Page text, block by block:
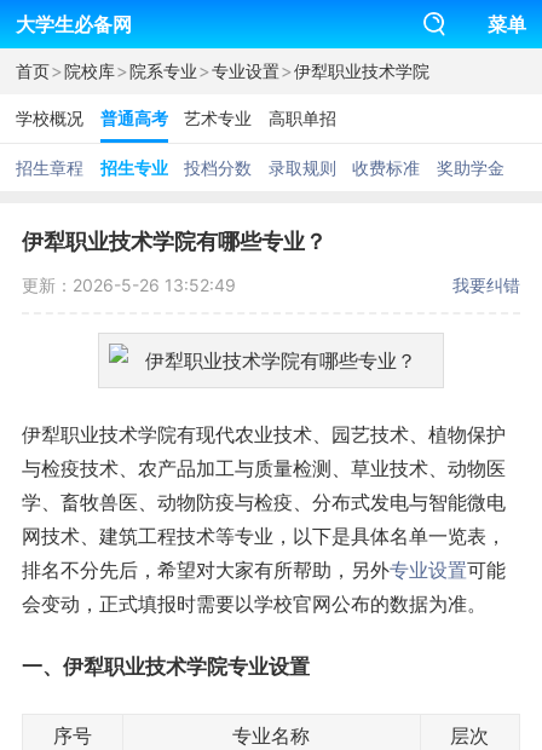
大学生必备网 菜单
首页>院校库>院系专业>专业设置>伊犁职业技术学院
学校概况 普通高考 艺术专业 高职单招
招生章程 招生专业 投档分数 录取规则 收费标准 奖助学金
伊犁职业技术学院有哪些专业？
更新：2026-5-26 13:52:49 我要纠错
伊犁职业技术学院有现代农业技术、园艺技术、植物保护
与检疫技术、农产品加工与质量检测、草业技术、动物医
学、畜牧兽医、动物防疫与检疫、分布式发电与智能微电
网技术、建筑工程技术等专业，以下是具体名单一览表，
排名不分先后，希望对大家有所帮助，另外专业设置可能
会变动，正式填报时需要以学校官网公布的数据为准。
一、伊犁职业技术学院专业设置
序号 专业名称
层次